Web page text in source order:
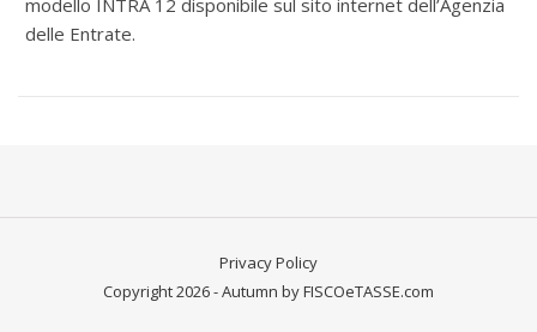
modello INTRA 12 disponibile sul sito internet dell’Agenzia
delle Entrate.
Privacy Policy
Copyright 2026 - Autumn by FISCOeTASSE.com